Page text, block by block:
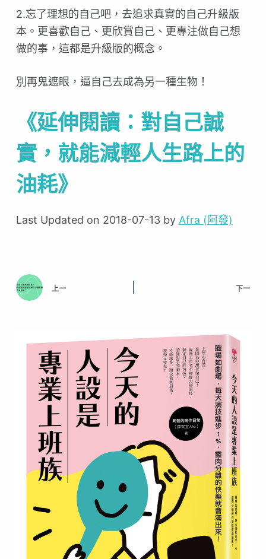
2.忘了理想的自己吧，去追求真實的自己升級版
本。更喜歡自己、更欣賞自己、更專注做自己想
做的事，這都是升級版的概念。
別再鬼遮眼，逼自己去成為另一種生物！
《延伸閱讀：對自己誠
實，就能減輕人生路上的
油耗》
Last Updated on 2018-07-13 by Afra (阿發)
上一 下一